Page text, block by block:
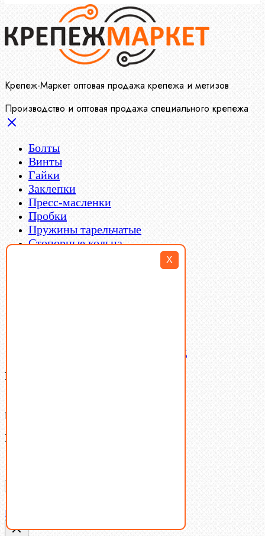
X
Крепеж-Маркет оптовая продажа крепежа и метизов
Производство и оптовая продажа специального крепежа
Болты
Винты
Гайки
Заклепки
Пресс-масленки
Пробки
Пружины тарельчатые
Стопорные кольца
Латунный и бронзовый крепеж
Ваша корзина
В корзине нет товаров.
Поиск
Don't show this popup again